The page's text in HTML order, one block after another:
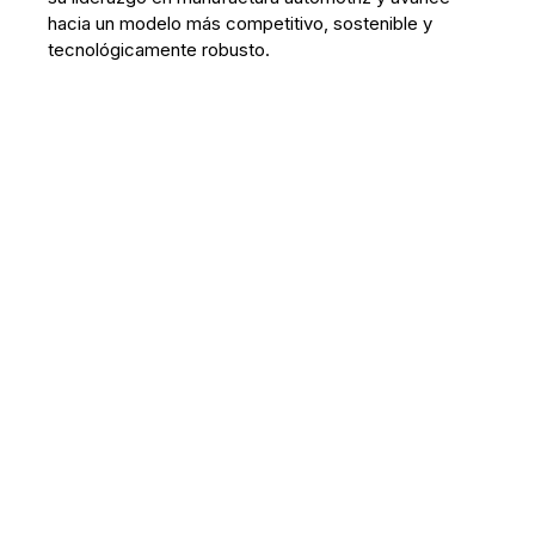
hacia un modelo más competitivo, sostenible y
tecnológicamente robusto.